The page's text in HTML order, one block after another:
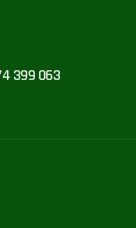
399 063